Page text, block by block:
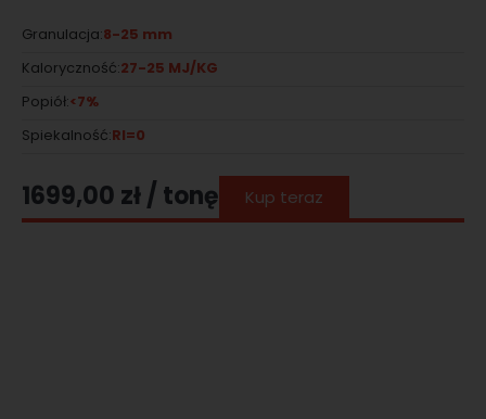
Granulacja:8-25 mm
Kaloryczność:27-25 MJ/KG
Popiół:<7%
Spiekalność:RI=0
1699,00 zł/ tonę Kup teraz